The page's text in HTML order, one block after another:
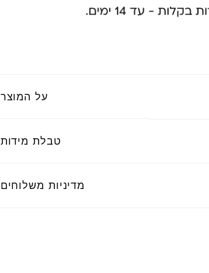
על המוצר
טבלת מידות
מדיניות משלוחים